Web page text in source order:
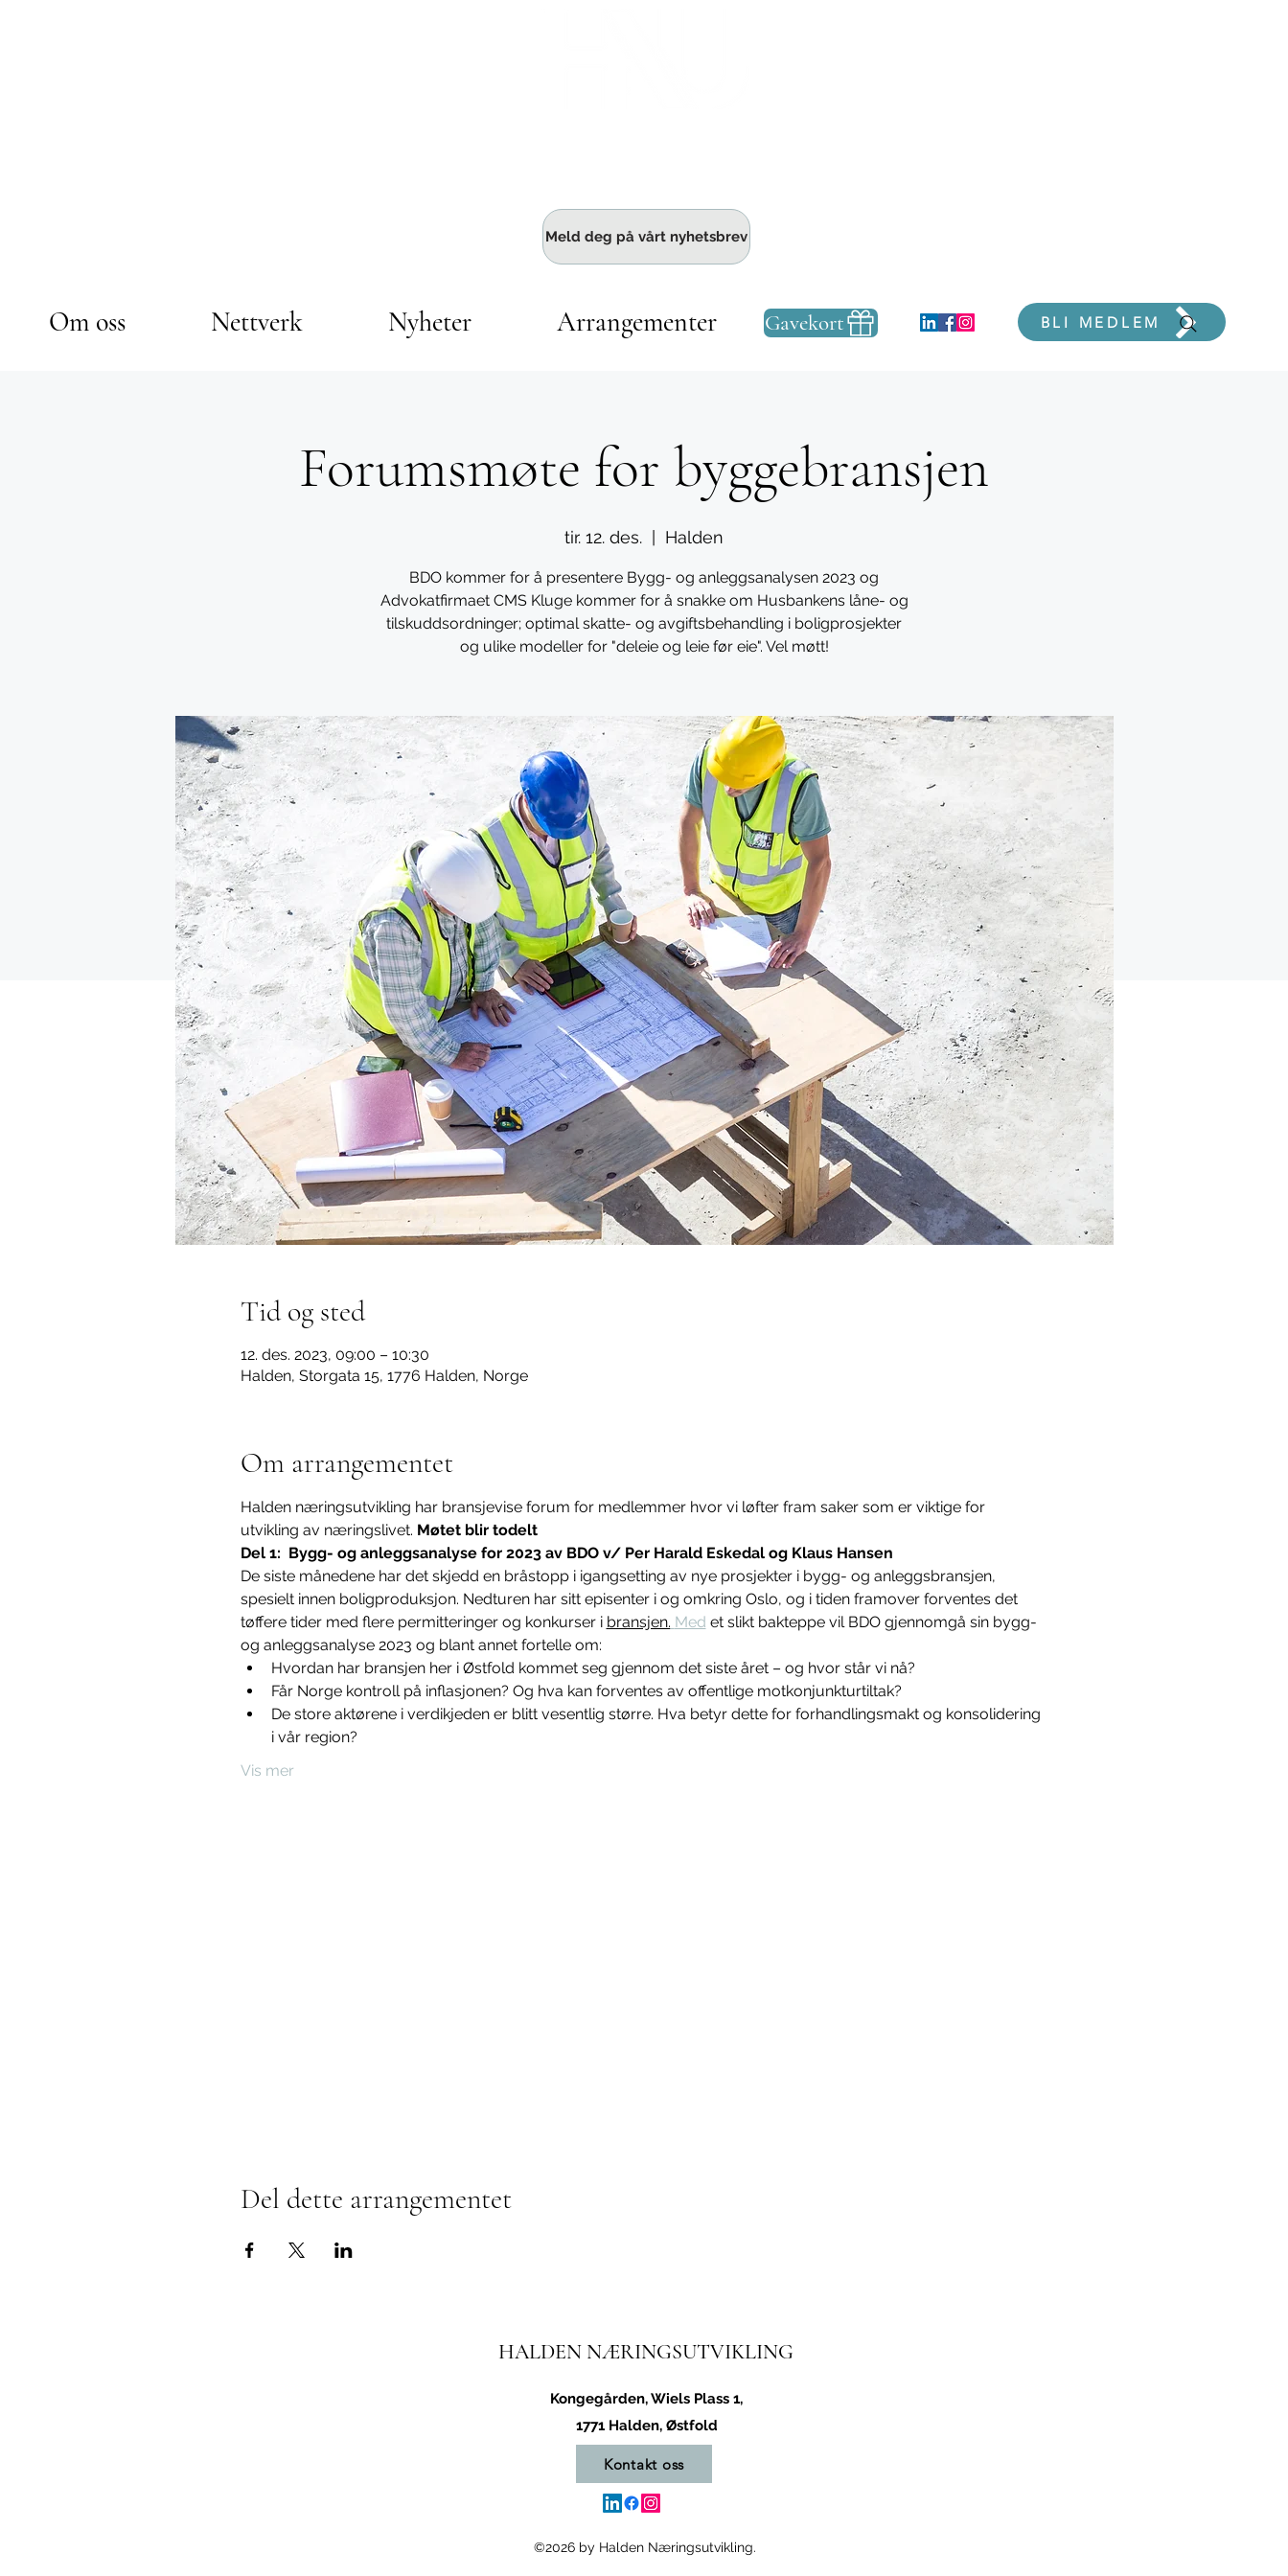
Meld deg på vårt nyhetsbrev
Om oss Nettverk Nyheter Arrangementer Gavekort BLI MEDLEM
Forumsmøte for byggebransjen
tir. 12. des. Halden
BDO kommer for å presentere Bygg- og anleggsanalysen 2023 og
Advokatfirmaet CMS Kluge kommer for å snakke om Husbankens låne- og
tilskuddsordninger; optimal skatte- og avgiftsbehandling i boligprosjekter
og ulike modeller for "deleie og leie før eie". Vel møtt!
Tid og sted
12. des. 2023, 09:00 – 10:30
Halden, Storgata 15, 1776 Halden, Norge
Om arrangementet
Halden næringsutvikling har bransjevise forum for medlemmer hvor vi løfter fram saker som er viktige for
utvikling av næringslivet. Møtet blir todelt
Del 1:  Bygg- og anleggsanalyse for 2023 av BDO v/ Per Harald Eskedal og Klaus Hansen
De siste månedene har det skjedd en bråstopp i igangsetting av nye prosjekter i bygg- og anleggsbransjen,
spesielt innen boligproduksjon. Nedturen har sitt episenter i og omkring Oslo, og i tiden framover forventes det
tøffere tider med flere permitteringer og konkurser i bransjen. Med et slikt bakteppe vil BDO gjennomgå sin bygg-
og anleggsanalyse 2023 og blant annet fortelle om:
Hvordan har bransjen her i Østfold kommet seg gjennom det siste året – og hvor står vi nå?
Får Norge kontroll på inflasjonen? Og hva kan forventes av offentlige motkonjunkturtiltak?
De store aktørene i verdikjeden er blitt vesentlig større. Hva betyr dette for forhandlingsmakt og konsolidering
i vår region?
Vis mer
Del dette arrangementet
HALDEN NÆRINGSUTVIKLING
Kongegården, Wiels Plass 1,
1771 Halden, Østfold
Kontakt oss
©2026 by Halden Næringsutvikling.